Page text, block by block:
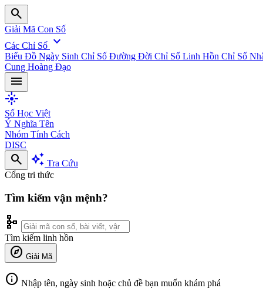
search
Giải Mã Con Số
Các Chỉ Số expand_more
Biểu Đồ Ngày Sinh Chỉ Số Đường Đời Chỉ Số Linh Hồn Chỉ Số
Cung Hoàng Đạo
menu
flare
Số Học Việt
Ý Nghĩa Tên
Nhóm Tính Cách
DISC
search auto_awesome Tra Cứu
Cổng tri thức
Tìm kiếm vận mệnh?
schema
Tìm kiếm linh hồn
explore Giải Mã
info Nhập tên, ngày sinh hoặc chủ đề bạn muốn khám phá